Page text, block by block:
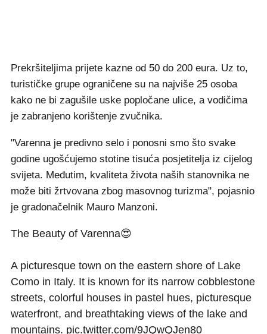
Prekršiteljima prijete kazne od 50 do 200 eura. Uz to,
turističke grupe ograničene su na najviše 25 osoba
kako ne bi zagušile uske popločane ulice, a vodičima
je zabranjeno korištenje zvučnika.
"Varenna je predivno selo i ponosni smo što svake
godine ugošćujemo stotine tisuća posjetitelja iz cijelog
svijeta. Međutim, kvaliteta života naših stanovnika ne
može biti žrtvovana zbog masovnog turizma", pojasnio
je gradonačelnik Mauro Manzoni.
The Beauty of Varenna😍
A picturesque town on the eastern shore of Lake
Como in Italy. It is known for its narrow cobblestone
streets, colorful houses in pastel hues, picturesque
waterfront, and breathtaking views of the lake and
mountains. pic.twitter.com/9JQwQJen80